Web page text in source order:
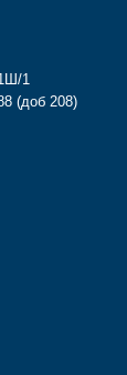
1
(доб 208)